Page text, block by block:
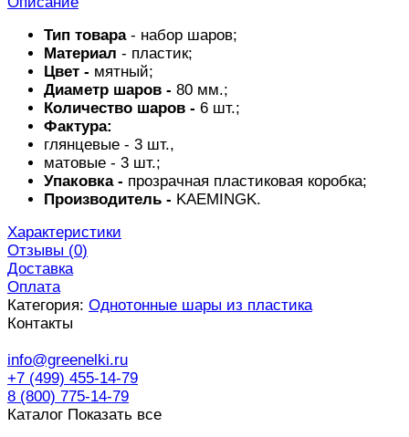
Тип товара - набор шаров;
Материал - пластик;
Цвет - мятный;
Диаметр шаров - 80 мм.;
Количество шаров - 6 шт.;
Фактура:
глянцевые - 3 шт.,
матовые - 3 шт.;
Упаковка - прозрачная пластиковая коробка;
Производитель - KAEMINGK.
Характеристики
Отзывы (0)
Доставка
Оплата
Категория: Однотонные шары из пластика
Контакты
info@greenelki.ru
+7 (499) 455-14-79
8 (800) 775-14-79
Каталог Показать все